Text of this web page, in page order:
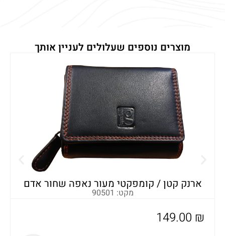
מוצרים נוספים שעלולים לעניין אותך
ארנק קטן / קומפקטי מעור נאפה שחור אדם
מקט: 90501
149.00 ₪